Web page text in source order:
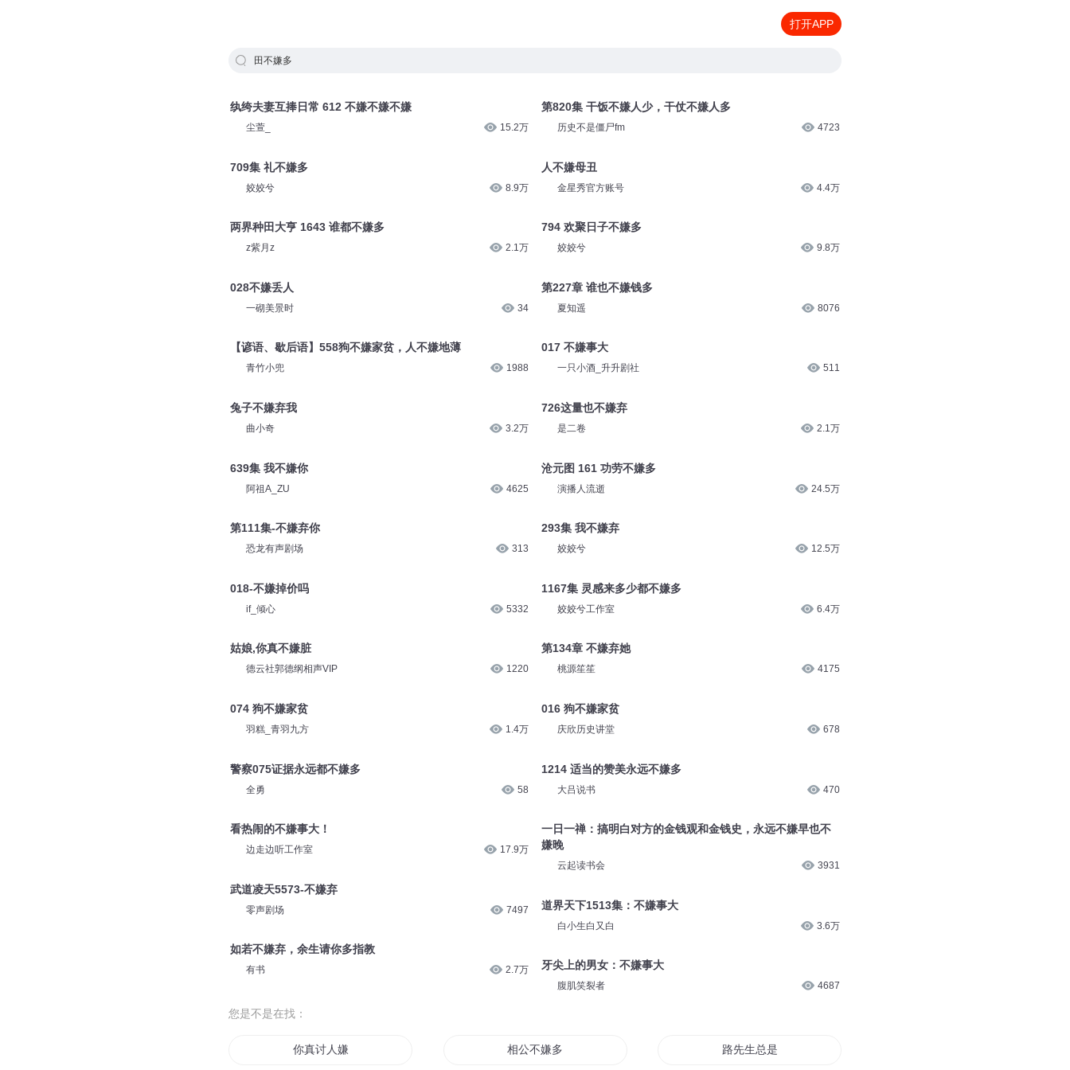
打开APP
田不嫌多
纨绔夫妻互捧日常 612 不嫌不嫌不嫌
尘萱_ 15.2万
709集 礼不嫌多
姣姣兮 8.9万
两界种田大亨 1643 谁都不嫌多
z紫月z 2.1万
028不嫌丢人
一砌美景时 34
【谚语、歇后语】558狗不嫌家贫，人不嫌地薄
青竹小兜 1988
兔子不嫌弃我
曲小奇 3.2万
639集 我不嫌你
阿祖A_ZU 4625
第111集-不嫌弃你
恐龙有声剧场 313
018-不嫌掉价吗
if_倾心 5332
姑娘,你真不嫌脏
德云社郭德纲相声VIP 1220
074 狗不嫌家贫
羽糕_青羽九方 1.4万
警察075证据永远都不嫌多
全勇 58
看热闹的不嫌事大！
边走边听工作室 17.9万
武道凌天5573-不嫌弃
零声剧场 7497
如若不嫌弃，余生请你多指教
有书 2.7万
第820集 干饭不嫌人少，干仗不嫌人多
历史不是僵尸fm 4723
人不嫌母丑
金星秀官方账号 4.4万
794 欢聚日子不嫌多
姣姣兮 9.8万
第227章 谁也不嫌钱多
夏知遥 8076
017 不嫌事大
一只小酒_升升剧社 511
726这量也不嫌弃
是二卷 2.1万
沧元图 161 功劳不嫌多
演播人流逝 24.5万
293集 我不嫌弃
姣姣兮 12.5万
1167集 灵感来多少都不嫌多
姣姣兮工作室 6.4万
第134章 不嫌弃她
桃源笙笙 4175
016 狗不嫌家贫
庆欣历史讲堂 678
1214 适当的赞美永远不嫌多
大吕说书 470
一日一禅：搞明白对方的金钱观和金钱史，永远不嫌早也不
嫌晚
云起读书会 3931
道界天下1513集：不嫌事大
白小生白又白 3.6万
牙尖上的男女：不嫌事大
腹肌笑裂者 4687
您是不是在找：
你真讨人嫌 相公不嫌多 路先生总是嫌我小